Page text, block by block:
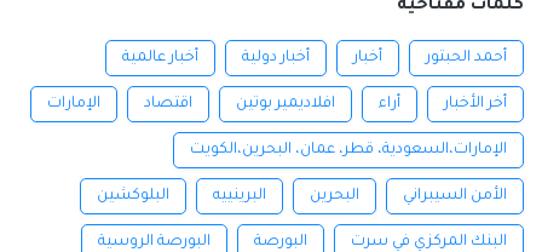
كلمات مفتاحية
أحمد الحبتور أخبار أخبار دولية أخبار عالمية
أخر الأخبار أراء افلاديمير بوتين اقتصاد الإمارات
الإمارات،السعودية، قطر، عمان، البحرين،الكويت
الأمن السيبراني البحرين البرينييه البلوكشين
البنك المركزي في سرت البورصة البورصة الروسية